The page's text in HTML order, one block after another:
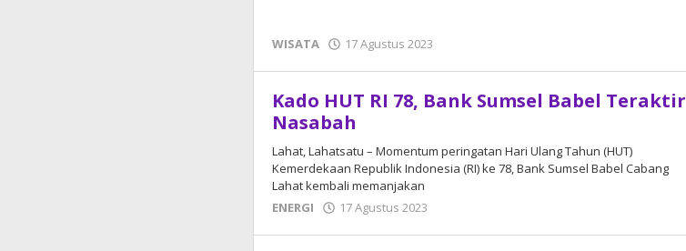
WISATA 17 Agustus 2023
Kado HUT RI 78, Bank Sumsel Babel Teraktir
Nasabah
Lahat, Lahatsatu – Momentum peringatan Hari Ulang Tahun (HUT)
Kemerdekaan Republik Indonesia (RI) ke 78, Bank Sumsel Babel Cabang
Lahat kembali memanjakan
ENERGI
17 Agustus 2023